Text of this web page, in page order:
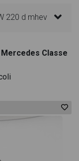
220 d mhev
un veicolo
da aiutarti
Mercedes Classe